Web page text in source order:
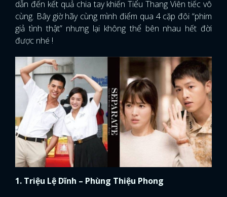
dẫn đến kết quả chia tay khiến Tiểu Thang Viên tiếc vô
cùng. Bây giờ hãy cùng mình điểm qua 4 cặp đôi “phim
giả tình thật” nhưng lại không thể bên nhau hết đời
được nhé !
1. Triệu Lệ Dĩnh – Phùng Thiệu Phong